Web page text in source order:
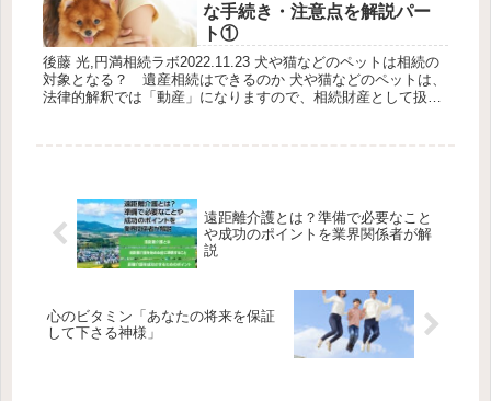
な手続き・注意点を解説パー
ト①
後藤 光,円満相続ラボ2022.11.23 犬や猫などのペットは相続の
対象となる？ 遺産相続はできるのか 犬や猫などのペットは、
法律的解釈では「動産」になりますので、相続財産として扱わ
遠距離介護とは？準備で必要なこと
や成功のポイントを業界関係者が解
説
心のビタミン「あなたの将来を保証
して下さる神様」